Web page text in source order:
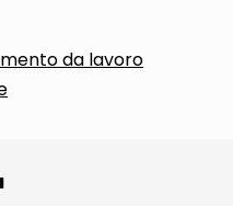
da lavoro